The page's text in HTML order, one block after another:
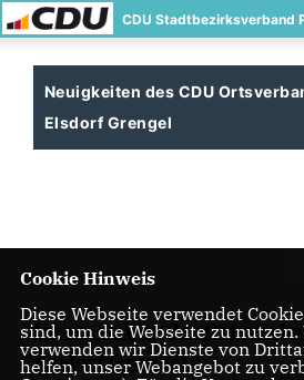
CDU Stadtbezirksverband
Neuigkeiten des CDU
Elsdorf Grengel
Internetseite des
Elsdorf Grengel
Cookie Hinweis
Diese Webseite verwendet
sind, um die Webseite zu
verwenden wir Dienste von
helfen, unser Webangebot zu